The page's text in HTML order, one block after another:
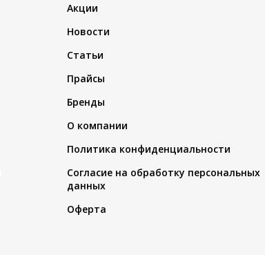
Акции
Новости
Статьи
Прайсы
Бренды
О компании
Политика конфиденциальности
Согласие на обработку персональных
данных
Оферта